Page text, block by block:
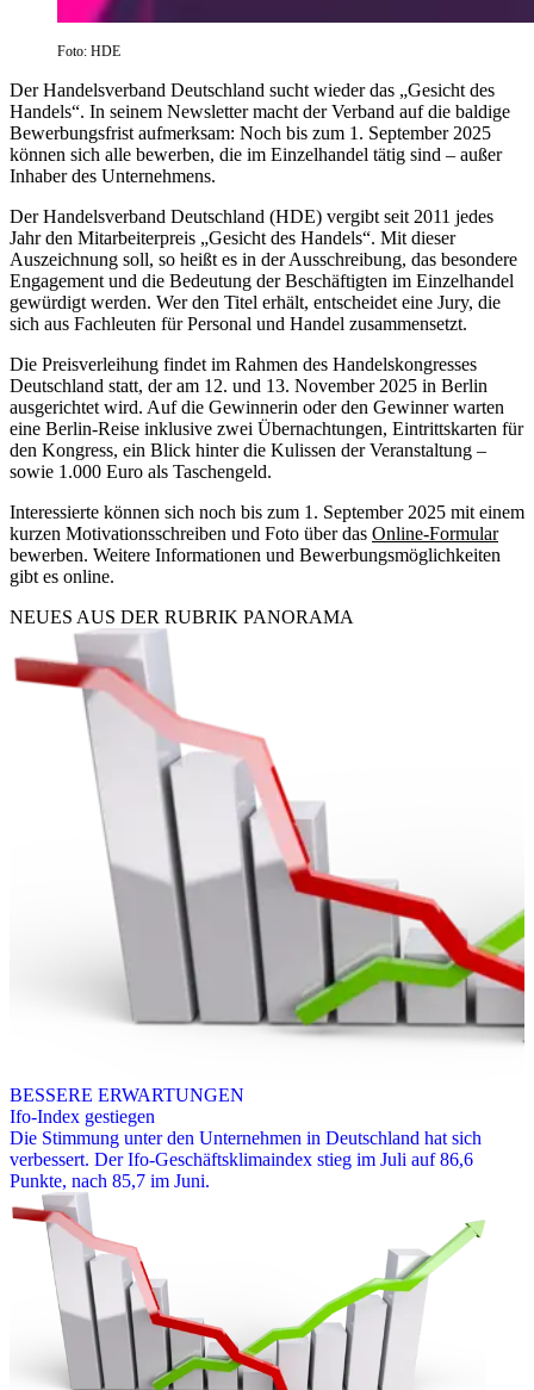
Foto: HDE
Der Handelsverband Deutschland sucht wieder das „Gesicht des
Handels“. In seinem Newsletter macht der Verband auf die baldige
Bewerbungsfrist aufmerksam: Noch bis zum 1. September 2025
können sich alle bewerben, die im Einzelhandel tätig sind – außer
Inhaber des Unternehmens.
Der Handelsverband Deutschland (HDE) vergibt seit 2011 jedes
Jahr den Mitarbeiterpreis „Gesicht des Handels“. Mit dieser
Auszeichnung soll, so heißt es in der Ausschreibung, das besondere
Engagement und die Bedeutung der Beschäftigten im Einzelhandel
gewürdigt werden. Wer den Titel erhält, entscheidet eine Jury, die
sich aus Fachleuten für Personal und Handel zusammensetzt.
Die Preisverleihung findet im Rahmen des Handelskongresses
Deutschland statt, der am 12. und 13. November 2025 in Berlin
ausgerichtet wird. Auf die Gewinnerin oder den Gewinner warten
eine Berlin-Reise inklusive zwei Übernachtungen, Eintrittskarten für
den Kongress, ein Blick hinter die Kulissen der Veranstaltung –
sowie 1.000 Euro als Taschengeld.
Interessierte können sich noch bis zum 1. September 2025 mit einem
kurzen Motivationsschreiben und Foto über das Online-Formular
bewerben. Weitere Informationen und Bewerbungsmöglichkeiten
gibt es online.
NEUES AUS DER RUBRIK PANORAMA
BESSERE ERWARTUNGEN
Ifo-Index gestiegen
Die Stimmung unter den Unternehmen in Deutschland hat sich
verbessert. Der Ifo-Geschäftsklimaindex stieg im Juli auf 86,6
Punkte, nach 85,7 im Juni.